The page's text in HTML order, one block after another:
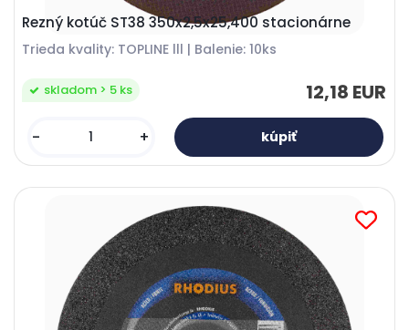
Rezný kotúč ST38 350x2,5x25,400 stacionárne
Trieda kvality: TOPLINE lll | Balenie: 10ks
12,18 EUR
skladom > 5 ks
- +